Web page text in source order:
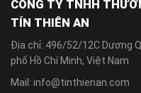
CÔNG TY TNHH
TÍN THIÊN AN
Địa chỉ: 496/52/12C Dương
phố Hồ Chí Minh, Việt Nam
Mail: info@tinthienan.com